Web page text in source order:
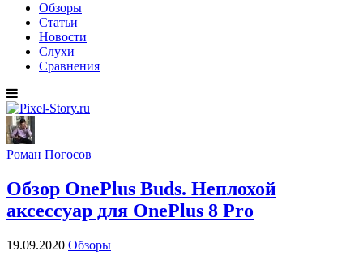
Обзоры
Статьи
Новости
Слухи
Сравнения
Роман Погосов
Обзор OnePlus Buds. Неплохой
аксессуар для OnePlus 8 Pro
19.09.2020 Обзоры